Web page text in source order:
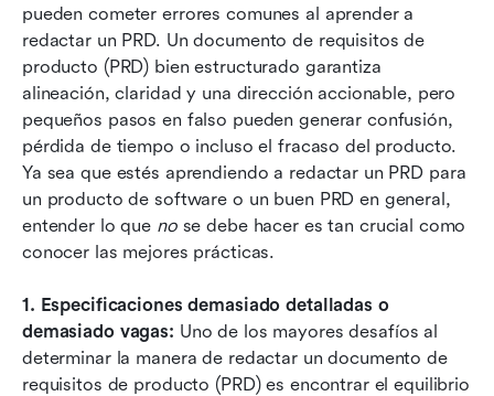
pueden cometer errores comunes al aprender a
redactar un PRD. Un documento de requisitos de
producto (PRD) bien estructurado garantiza
alineación, claridad y una dirección accionable, pero
pequeños pasos en falso pueden generar confusión,
pérdida de tiempo o incluso el fracaso del producto.
Ya sea que estés aprendiendo a redactar un PRD para
un producto de software o un buen PRD en general,
entender lo que no se debe hacer es tan crucial como
conocer las mejores prácticas.
1. Especificaciones demasiado detalladas o
demasiado vagas: Uno de los mayores desafíos al
determinar la manera de redactar un documento de
requisitos de producto (PRD) es encontrar el equilibrio